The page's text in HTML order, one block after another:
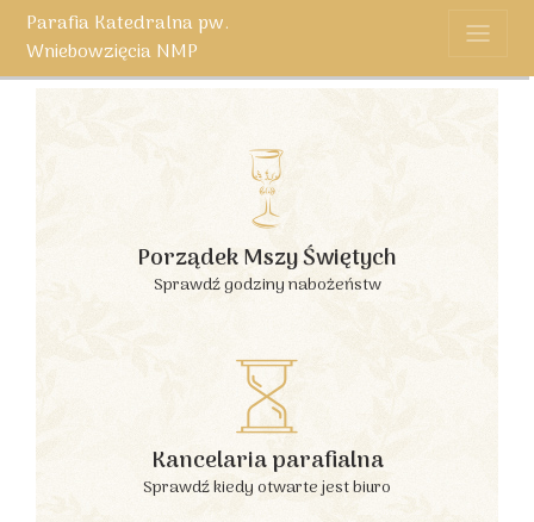
Parafia Katedralna pw.
Wniebowzięcia NMP
Porządek Mszy Świętych
Sprawdź godziny nabożeństw
Kancelaria parafialna
Sprawdź kiedy otwarte jest biuro